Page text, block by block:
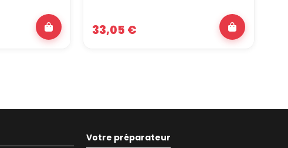
33,05 €
Votre préparateur